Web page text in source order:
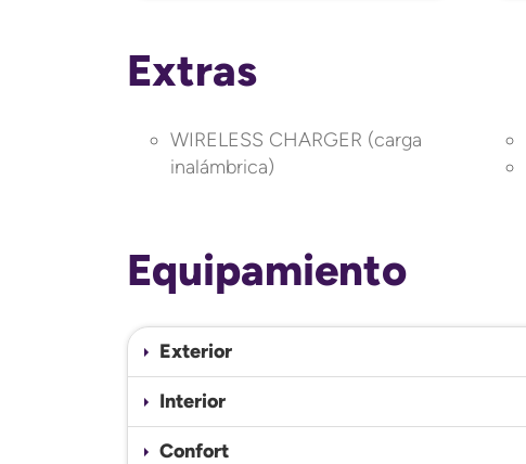
Extras
WIRELESS CHARGER (carga
inalámbrica)
Equipamiento
Exterior
Interior
Confort